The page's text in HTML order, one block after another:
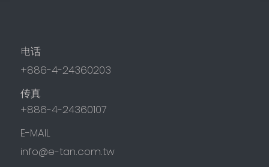
电话
+886-4-24360203
传真
+886-4-24360107
E-MAIL
info@e-tan.com.tw